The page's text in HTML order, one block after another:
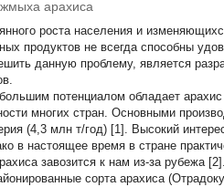
арахиса
роста населения и
продуктов не всегда способны
данную проблему, является
потенциалом обладает
многих стран. Основными
(4,3 млн т/год) [1]. Высокий
в настоящее время в стране
завозится к нам из-за рубежа
сорта арахиса